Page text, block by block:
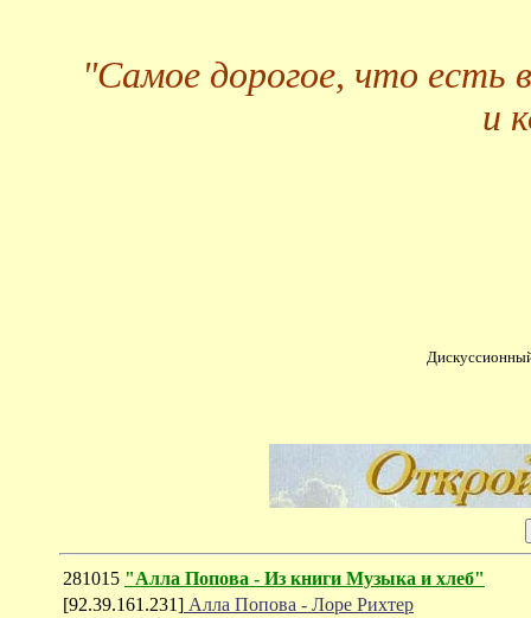
"Самое дорогое, что есть
и
281015 "Алла Попова - Из книги Музыка и хлеб"
[92.39.161.231] Алла Попова - Лоре Рихтер